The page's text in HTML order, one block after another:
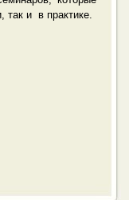
так и в практике.